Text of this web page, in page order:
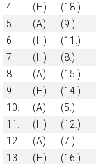
4.
(H) (18.)
5.
(A) (9.)
6.
(H) (11.)
7.
(H) (8.)
8.
(A) (15.)
9.
(H) (14.)
10.
(A) (5.)
11.
(H) (12.)
12.
(A) (7.)
13.
(H) (16.)